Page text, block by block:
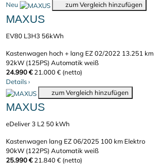
Neu
zum Vergleich hinzufügen
MAXUS
EV80 L3H3 56kWh
Kastenwagen hoch + lang EZ 02/2022 13.251 km
92kW (125PS) Automatikweiß
24.990 € 21.000 € (netto)
Details›
zum Vergleich hinzufügen
MAXUS
eDeliver 3 L2 50 kWh
Kastenwagen lang EZ 06/2025 100 km Elektro
90kW (122PS) Automatikweiß
25.990 € 21.840 € (netto)